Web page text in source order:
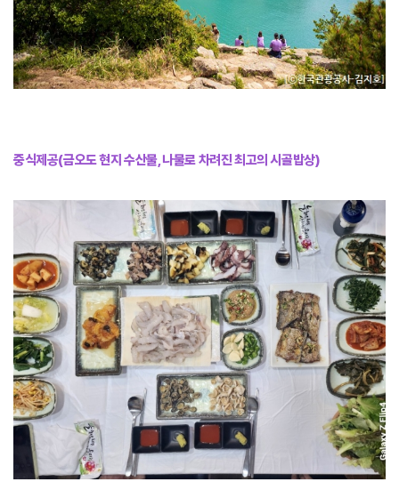
중식제공(금오도 현지 수산물, 나물로 차려진 최고의 시골밥상)